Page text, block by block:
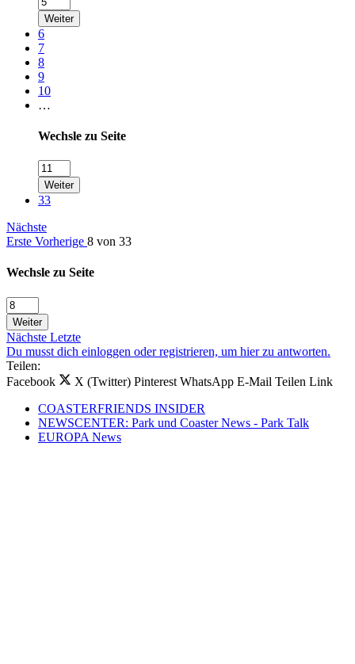
Weiter
6
7
8
9
10
…
Wechsle zu Seite
Weiter
33
Nächste
Erste Vorherige 8 von 33
Wechsle zu Seite
Weiter
Nächste Letzte
Du musst dich einloggen oder registrieren, um hier zu antworten.
Teilen:
Facebook
X (Twitter) Pinterest WhatsApp E-Mail Teilen Link
COASTERFRIENDS INSIDER
NEWSCENTER: Park und Coaster News - Park Talk
EUROPA News